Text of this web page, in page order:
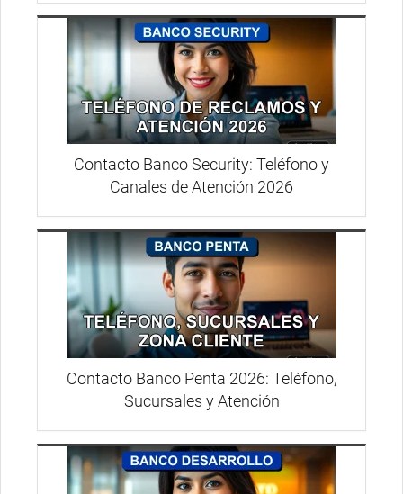
Contacto Banco Security: Teléfono y
Canales de Atención 2026
Contacto Banco Penta 2026: Teléfono,
Sucursales y Atención